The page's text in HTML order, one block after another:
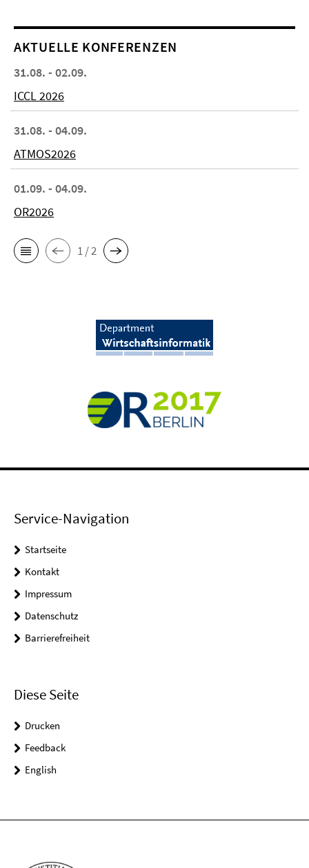
AKTUELLE KONFERENZEN
31.08. - 02.09.
ICCL 2026
31.08. - 04.09.
ATMOS2026
01.09. - 04.09.
OR2026
1 / 2
Service-Navigation
Startseite
Kontakt
Impressum
Datenschutz
Barrierefreiheit
Diese Seite
Drucken
Feedback
English